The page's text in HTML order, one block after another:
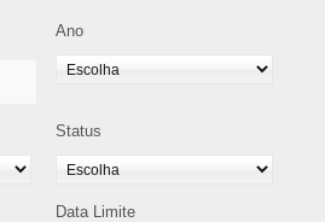
Ano
Status
Data Limite